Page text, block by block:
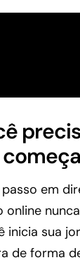
em
online
inicia sua
de forma